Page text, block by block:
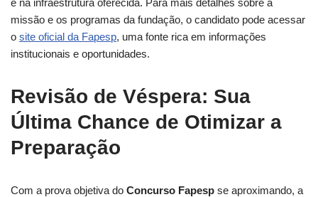
missão e os programas da fundação, o candidato pode acessar
o site oficial da Fapesp, uma fonte rica em informações
institucionais e oportunidades.
Revisão de Véspera: Sua
Última Chance de Otimizar a
Preparação
Com a prova objetiva do Concurso Fapesp se aproximando, a